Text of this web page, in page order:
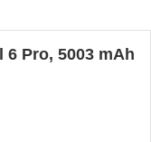
6 Pro, 5003 mAh